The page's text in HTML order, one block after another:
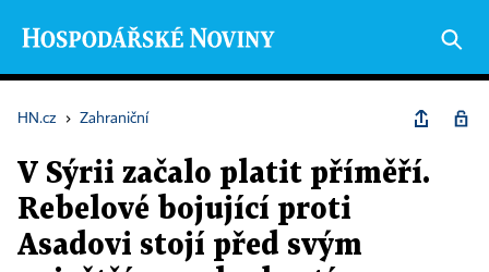
HN.cz › Zahraniční
V Sýrii začalo platit příměří.
Rebelové bojující proti
Asadovi stojí před svým